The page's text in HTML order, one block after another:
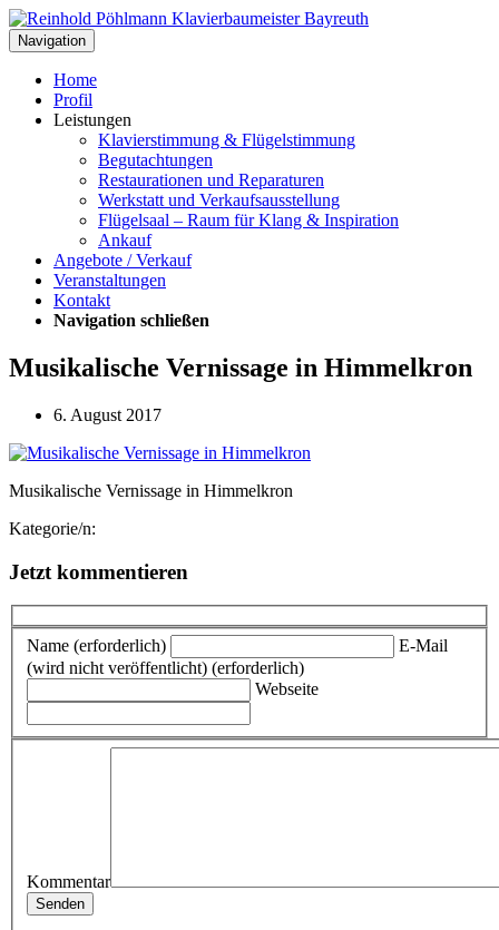
Navigation
Home
Profil
Leistungen
Klavierstimmung & Flügelstimmung
Begutachtungen
Restaurationen und Reparaturen
Werkstatt und Verkaufsausstellung
Flügelsaal – Raum für Klang & Inspiration
Ankauf
Angebote / Verkauf
Veranstaltungen
Kontakt
Navigation schließen
Musikalische Vernissage in Himmelkron
6. August 2017
Musikalische Vernissage in Himmelkron
Kategorie/n:
Jetzt kommentieren
Name (erforderlich)
E-Mail
(wird nicht veröffentlicht) (erforderlich)
Webseite
Kommentar